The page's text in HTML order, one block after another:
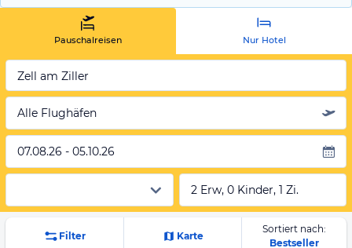
Pauschalreisen Nur Hotel
Zell am Ziller
Alle Flughäfen
07.08.26 - 05.10.26
2 Erw, 0 Kinder, 1 Zi.
Filter Karte
Sortiert nach:
Bestseller